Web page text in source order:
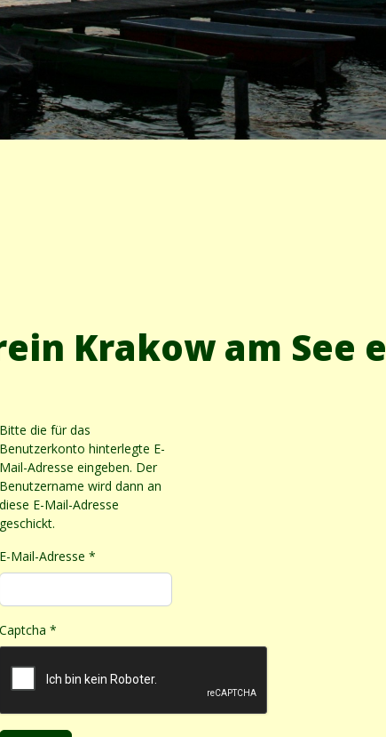
Krakow am See
Bitte die für das
Benutzerkonto hinterlegte E-
Mail-Adresse eingeben. Der
Benutzername wird dann an
diese E-Mail-Adresse
geschickt.
E-Mail-Adresse *
Captcha *